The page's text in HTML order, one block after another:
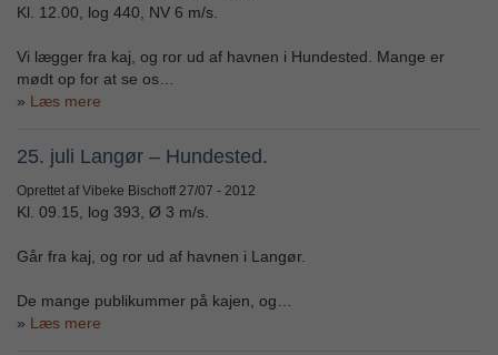
Kl. 12.00, log 440, NV 6 m/s.
Vi lægger fra kaj, og ror ud af havnen i Hundested. Mange er
mødt op for at se os…
Læs mere
25. juli Langør – Hundested.
Oprettet af Vibeke Bischoff27/07 - 2012
Kl. 09.15, log 393, Ø 3 m/s.
Går fra kaj, og ror ud af havnen i Langør.
De mange publikummer på kajen, og…
Læs mere